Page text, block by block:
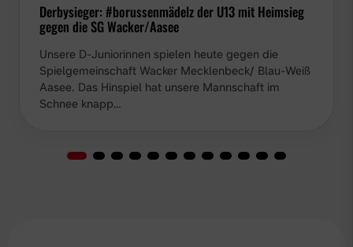
Derbysieger: #borussenmädelz der U13 mit Heimsieg
gegen die SG Wacker/Aasee
Unsere D-Juniorinnen spielen heute gegen die
Spielgemeinschaft Wacker Mecklenbeck/ Blau-Weiß
Aasee. Das Hinspiel hat unsere Mannschaft im
Schnee knapp…